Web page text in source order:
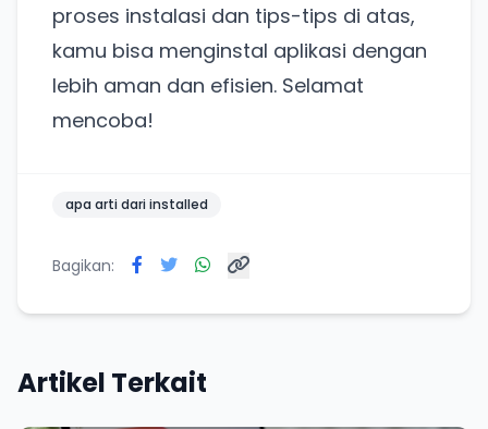
proses instalasi dan tips-tips di atas,
kamu bisa menginstal aplikasi dengan
lebih aman dan efisien. Selamat
mencoba!
apa arti dari installed
Bagikan:
Artikel Terkait
Punya website SMM baru nih! Coba BulkFame
untuk pengalaman lebih baik.
Tanpa daftar ulang, gratis dicoba. Kamu tetap bisa
pakai Zona Sosmed kapan saja.